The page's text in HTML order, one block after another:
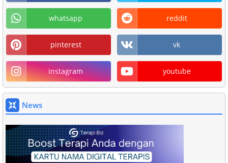
whatsapp reddit
pinterest vk
instagram youtube
News